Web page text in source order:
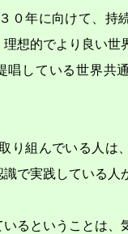
０年に向けて、持
想的でより良い世
唱している世界共
り組んでいる人は
で実践している人
るということは、